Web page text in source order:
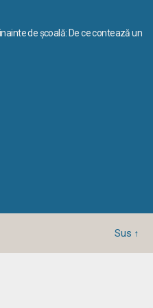
de școală: De ce contează un
Sus ↑